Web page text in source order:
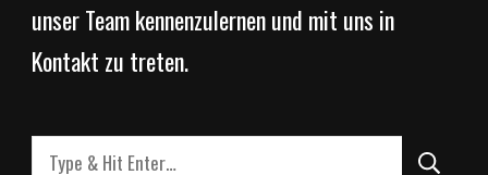
unser Team kennenzulernen und mit uns in
Kontakt zu treten.
Looking